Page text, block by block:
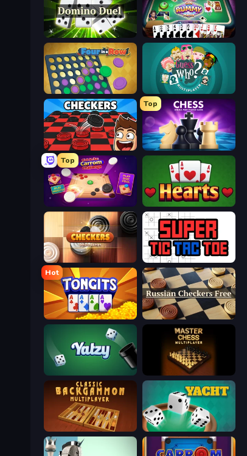
Domino Duel Gin Rummy Mania
Four in a Row Guess Who Online
Checkers & Draughts Multiplayer
Top
Chess Online Multiplayer
Top
Hearts: Classic
Super Tic Tac Toe
Hot
Tongits Russian Checkers Free
Master Chess
Backgammon Online Yacht